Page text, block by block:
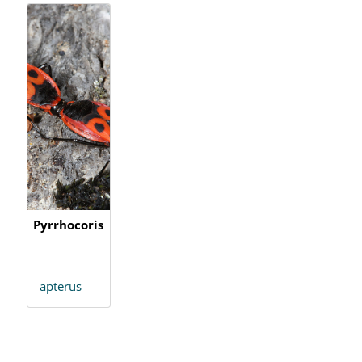
Pyrrhocoris
apterus